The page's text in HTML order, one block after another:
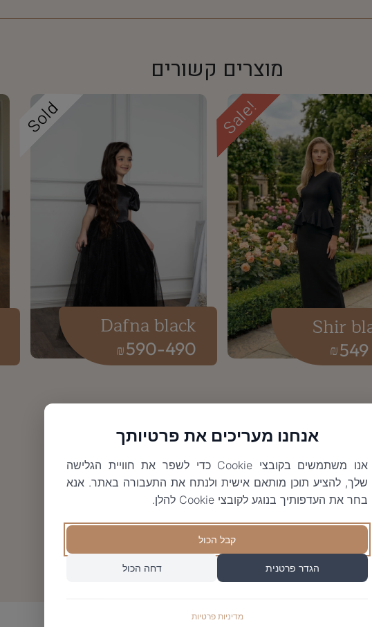
מוצרים קשורים
Sale!
549
₪
Shir
Sold
490
-
590
₪
Dafna black
אנחנו מעריכים את פרטיותך
אנו משתמשים בקובצי Cookie כדי לשפר את חוויית הגלישה
שלך, להציע תוכן מותאם אישית ולנתח את התעבורה באתר. אנא
בחר את העדפותיך בנוגע לקובצי Cookie להלן.
קבל הכול
הגדר פרטנית דחה הכול
מדיניות פרטיות